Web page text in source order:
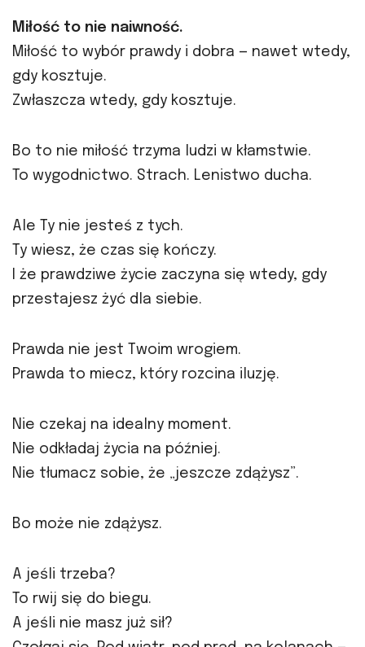
Miłość to nie naiwność.
Miłość to wybór prawdy i dobra — nawet wtedy,
gdy kosztuje.
Zwłaszcza wtedy, gdy kosztuje.
Bo to nie miłość trzyma ludzi w kłamstwie.
To wygodnictwo. Strach. Lenistwo ducha.
Ale Ty nie jesteś z tych.
Ty wiesz, że czas się kończy.
I że prawdziwe życie zaczyna się wtedy, gdy
przestajesz żyć dla siebie.
Prawda nie jest Twoim wrogiem.
Prawda to miecz, który rozcina iluzję.
Nie czekaj na idealny moment.
Nie odkładaj życia na później.
Nie tłumacz sobie, że „jeszcze zdążysz”.
Bo może nie zdążysz.
A jeśli trzeba?
To rwij się do biegu.
A jeśli nie masz już sił?